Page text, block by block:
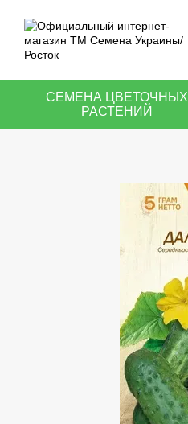
СЕМЕНА ЦВЕТОЧНЫХ
РАСТЕНИЙ